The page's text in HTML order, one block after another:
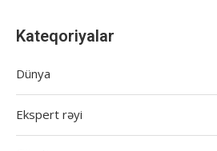
Kateqoriyalar
Dünya
Ekspert rəyi